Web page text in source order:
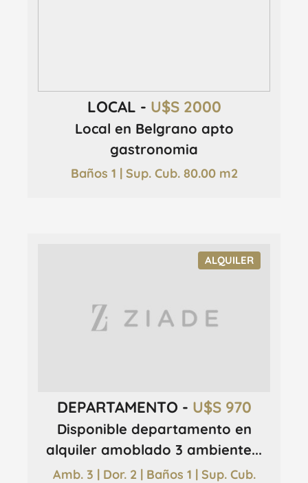
LOCAL - U$S 2000
Local en Belgrano apto
gastronomia
Baños 1 | Sup. Cub. 80.00 m2
ALQUILER
DEPARTAMENTO - U$S 970
Disponible departamento en
alquiler amoblado 3 ambiente...
Amb. 3 | Dor. 2 | Baños 1 | Sup. Cub.